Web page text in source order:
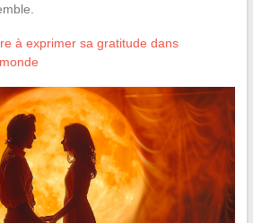
à exprimer sa gratitude dans